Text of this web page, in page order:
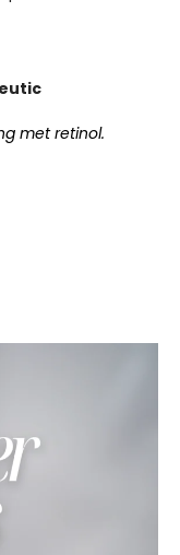
met retinol.